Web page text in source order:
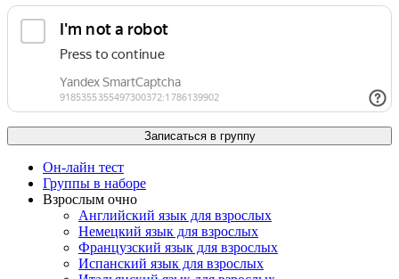
Он-лайн тест
Группы в наборе
Взрослым очно
Английский язык для взрослых
Немецкий язык для взрослых
Французский язык для взрослых
Испанский язык для взрослых